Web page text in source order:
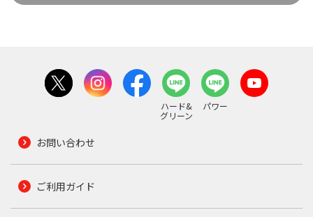
ハード&
グリーン
パワー
お問い合わせ
ご利用ガイド